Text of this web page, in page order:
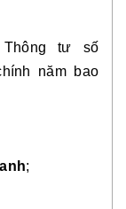
tư số
năm bao
;